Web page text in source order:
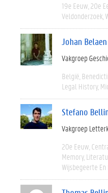
19e Eeuw 20e
Veldonderzoek
Johan Belaen
Vakgroep
België
Legal History
Stefano
Vakgroep
20e Eeuw
Memory
Wijsbegeerte